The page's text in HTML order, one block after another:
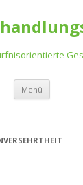
Menü Zum
springen